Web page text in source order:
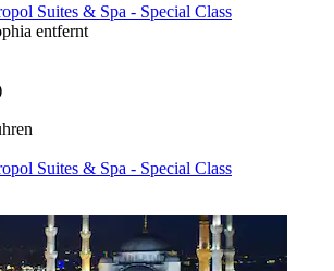
Suites & Spa - Special Class
entfernt
Suites & Spa - Special Class